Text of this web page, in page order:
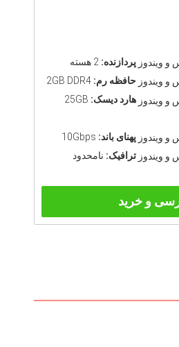
پردازنده:
حافظه رم:
هارد دیسک: 25GB
پهنای باند:
ترافیک: نامحدود
و خرید